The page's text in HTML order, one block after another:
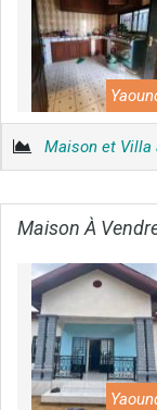
Maison et Villa
Maison À